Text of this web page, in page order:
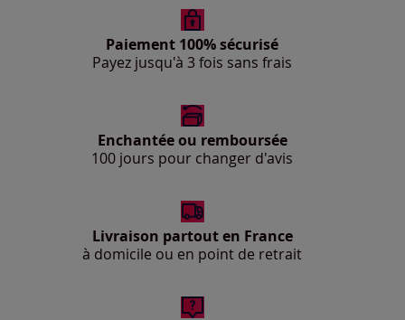
Paiement 100% sécurisé
Payez jusqu'à 3 fois sans frais
Enchantée ou remboursée
100 jours pour changer d'avis
Livraison partout en France
à domicile ou en point de retrait